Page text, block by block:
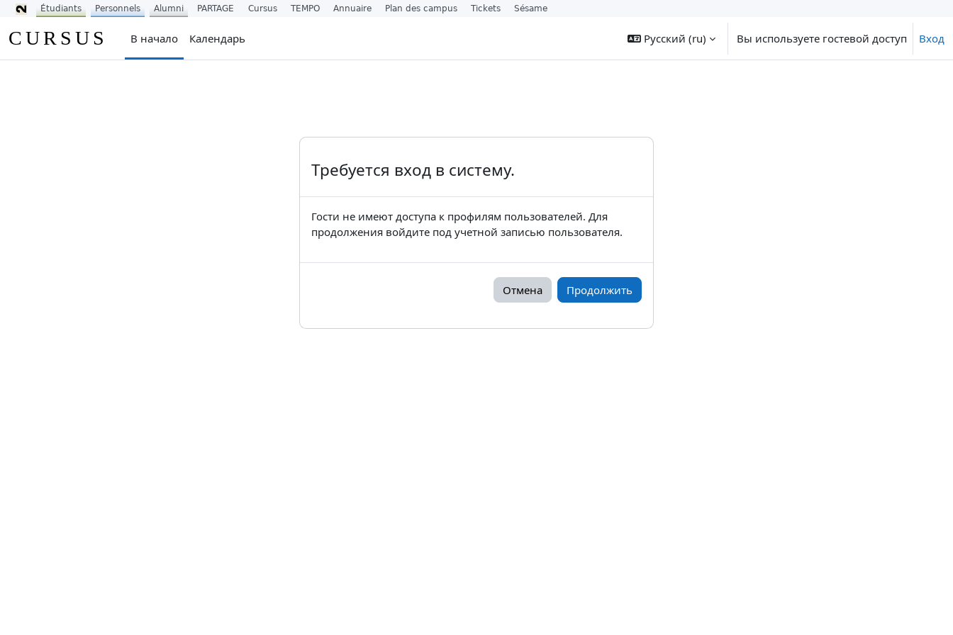
CURSUS В начало Календарь Русский ‎(ru)‎ Вы используете гостевой доступ Вход
Требуется вход в систему.
Гости не имеют доступа к профилям пользователей. Для
продолжения войдите под учетной записью пользователя.
Отмена Продолжить
Étudiants Personnels Alumni PARTAGE Cursus TEMPO Annuaire Plan des campus Tickets Sésame